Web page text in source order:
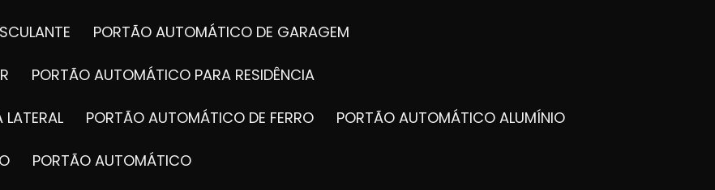
PORTÃO AUTOMÁTICO DE GARAGEM
PORTÃO AUTOMÁTICO PARA RESIDÊNCIA
PORTÃO AUTOMÁTICO DE FERRO PORTÃO AUTOMÁTICO ALUMÍNIO
PORTÃO AUTOMÁTICO